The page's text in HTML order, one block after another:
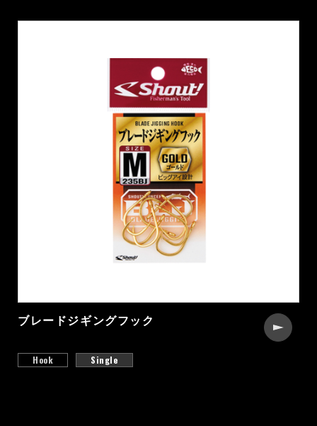
ブレードジギングフック
Hook Single